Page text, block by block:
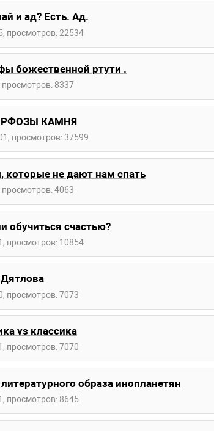
и ад? Есть. Ад.
просмотров: 22534
божественной ртути .
просмотров: 8337
КАМНЯ
просмотров: 37599
которые не дают нам спать
просмотров: 4063
обучиться счастью?
просмотров: 10854
просмотров: 7073
vs классика
просмотров: 7070
образа инопланетян
просмотров: 8645